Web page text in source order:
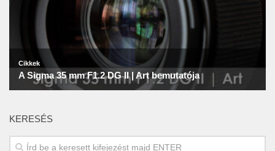
KERESÉS